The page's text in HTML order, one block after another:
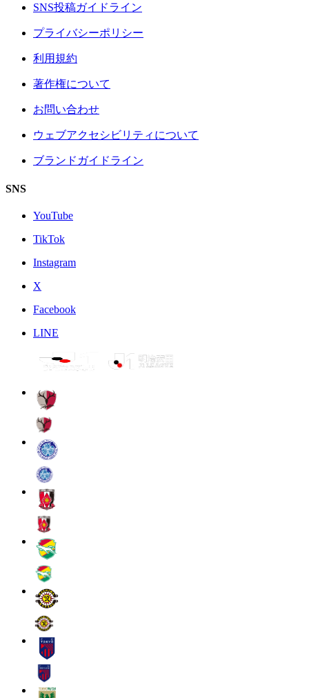
SNS投稿ガイドライン
プライバシーポリシー
利用規約
著作権について
お問い合わせ
ウェブアクセシビリティについて
ブランドガイドライン
SNS
YouTube
TikTok
Instagram
X
Facebook
LINE